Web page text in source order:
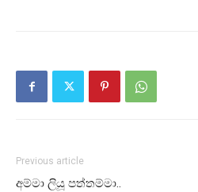
Previous article
අම්මා ලියූ පත්තම්මා..